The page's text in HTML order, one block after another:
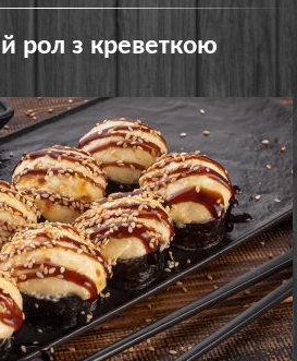
рол з креветкою